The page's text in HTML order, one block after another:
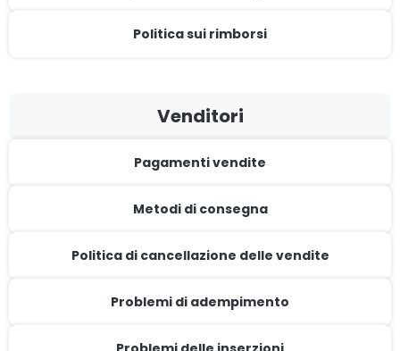
Politica sui rimborsi
Venditori
Pagamenti vendite
Metodi di consegna
Politica di cancellazione delle vendite
Problemi di adempimento